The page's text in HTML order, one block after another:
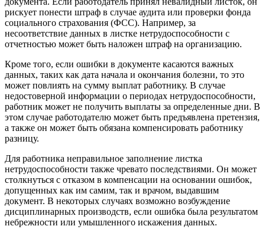
рискует понести штраф в случае аудита или проверки фонда
социального страхования (ФСС). Например, за
несоответствие данных в листке нетрудоспособности с
отчетностью может быть наложен штраф на организацию.
Кроме того, если ошибки в документе касаются важных
данных, таких как дата начала и окончания болезни, то это
может повлиять на сумму выплат работнику. В случае
недостоверной информации о периодах нетрудоспособности,
работник может не получить выплаты за определенные дни. В
этом случае работодателю может быть предъявлена претензия,
а также он может быть обязана компенсировать работнику
разницу.
Для работника неправильное заполнение листка
нетрудоспособности также чревато последствиями. Он может
столкнуться с отказом в компенсации на основании ошибок,
допущенных как им самим, так и врачом, выдавшим
документ. В некоторых случаях возможно возбуждение
дисциплинарных производств, если ошибка была результатом
небрежности или умышленного искажения данных.